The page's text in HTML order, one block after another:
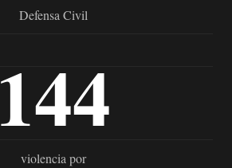
Defensa Civil
144
violencia por